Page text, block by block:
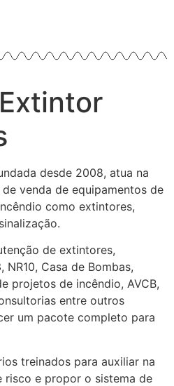
desde 2008, atua na
venda de equipamentos de
como extintores,
de extintores,
Casa de Bombas,
projetos de incêndio, AVCB,
entre outros
um pacote completo para
treinados para auxiliar na
risco e propor o sistema de